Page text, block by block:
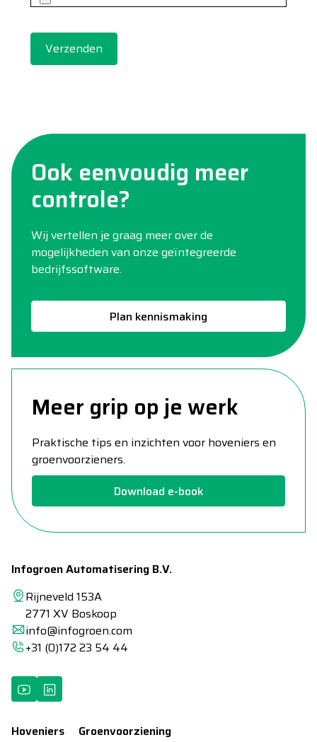
Ook eenvoudig meer
controle?
Wij vertellen je graag meer over de
mogelijkheden van onze geïntegreerde
bedrijfssoftware.
Plan kennismaking
Meer grip op je werk
Praktische tips en inzichten voor hoveniers en
groenvoorzieners.
Download e-book
Infogroen Automatisering B.V.
Rijneveld 153A
2771 XV Boskoop
info@infogroen.com
+31 (0)172 23 54 44
Hoveniers
Groenvoorziening